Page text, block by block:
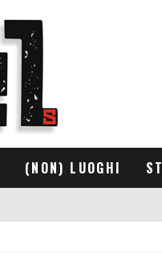
(NON) LUOGHI